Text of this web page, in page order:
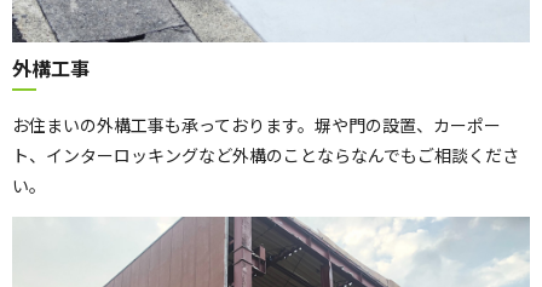
外構工事
お住まいの外構工事も承っております。塀や門の設置、カーポー
ト、インターロッキングなど外構のことならなんでもご相談くださ
い。